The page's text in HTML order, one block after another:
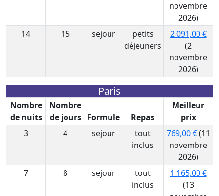
novembre
2026)
14
15 sejour
petits
déjeuners
2 091,00 €
(2
novembre
2026)
Paris
Nombre
de nuits
Nombre
de jours
Formule Repas
Meilleur
prix
3
4 sejour
tout
inclus
769,00 €(11
novembre
2026)
7
8 sejour
tout
inclus
1 165,00 €
(13